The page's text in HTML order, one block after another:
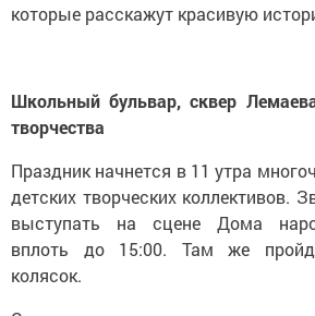
которые расскажут красивую
Школьный бульвар, сквер
творчества
Праздник начнется в 11 утра
детских творческих коллективов.
выступать на сцене Дома
вплоть до 15:00. Там же
колясок.